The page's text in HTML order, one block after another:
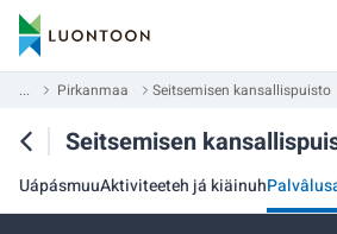
... Pirkanmaa Seitsemisen kansallispuisto
Seitsemisen
UápásmuuAktiviteeteh já kiäinuh